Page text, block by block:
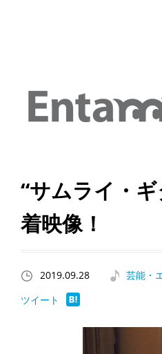
“サムライ・
着映像！
2019.09.28 芸能・
ツイート